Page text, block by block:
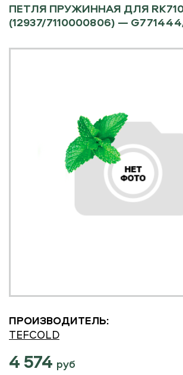
ПЕТЛЯ ПРУЖИННАЯ ДЛЯ
(12937/7110000806) —
ПРОИЗВОДИТЕЛЬ:
TEFCOLD
4 574 руб